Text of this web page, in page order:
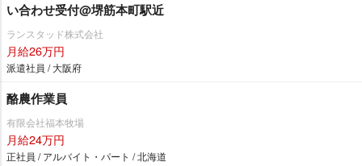
い合わせ受付@堺筋本町駅近
ランスタッド株式会社
月給26万円
派遣社員 / 大阪府
酪農作業員
有限会社福本牧場
月給24万円
正社員 / アルバイト・パート / 北海道